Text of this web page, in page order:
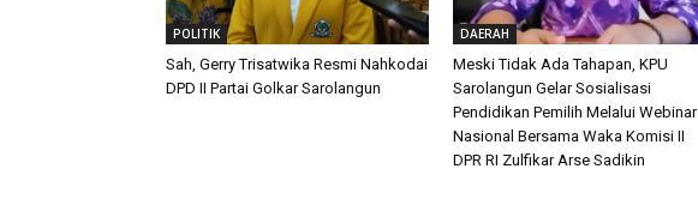
POLITIK
Sah, Gerry Trisatwika Resmi Nahkodai
DPD II Partai Golkar Sarolangun
DAERAH
Meski Tidak Ada Tahapan, KPU
Sarolangun Gelar Sosialisasi
Pendidikan Pemilih Melalui Webinar
Nasional Bersama Waka Komisi II
DPR RI Zulfikar Arse Sadikin